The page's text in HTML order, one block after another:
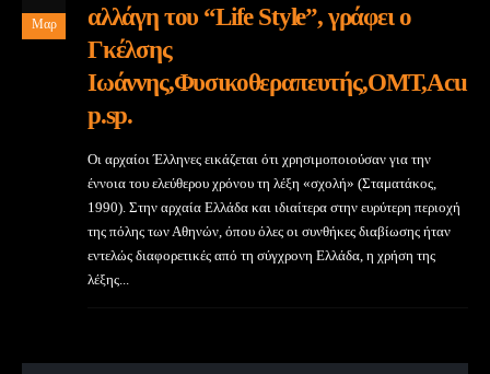
Μαρ
αλλάγη του “Life Style”, γράφει ο
Γκέλσης
Ιωάννης,Φυσικοθεραπευτής,ΟΜΤ,Acu
p.sp.
Οι αρχαίοι Έλληνες εικάζεται ότι χρησιμοποιούσαν για την
έννοια του ελεύθερου χρόνου τη λέξη «σχολή» (Σταματάκος,
1990). Στην αρχαία Ελλάδα και ιδιαίτερα στην ευρύτερη περιοχή
της πόλης των Αθηνών, όπου όλες οι συνθήκες διαβίωσης ήταν
εντελώς διαφορετικές από τη σύγχρονη Ελλάδα, η χρήση της
λέξης...